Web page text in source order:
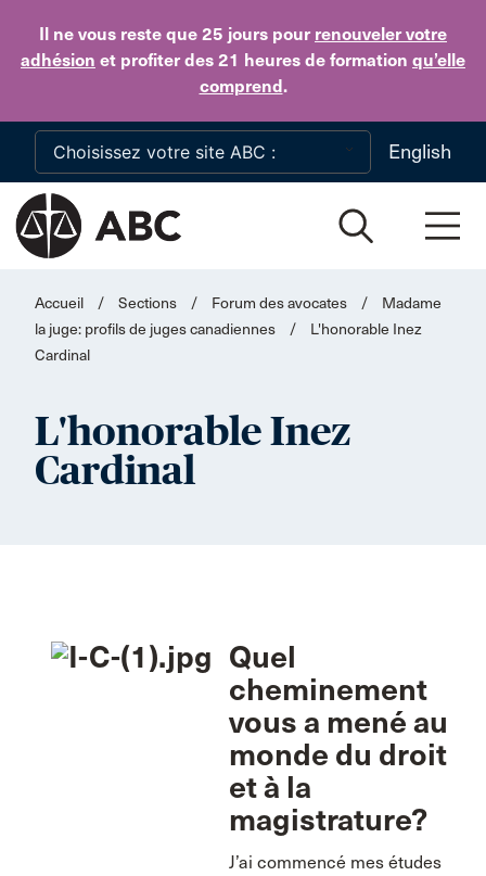
Il ne vous reste que 25 jours pour renouveler votre
adhésion et profiter des 21 heures de formation qu’elle
comprend.
Skip to main content
English
Accueil / Sections / Forum des avocates /
Madame
la juge: profils de juges canadiennes
/
L'honorable Inez
Cardinal
L'honorable Inez
Cardinal
Quel
cheminement
vous a mené au
monde du droit
et à la
magistrature?
J’ai commencé mes études